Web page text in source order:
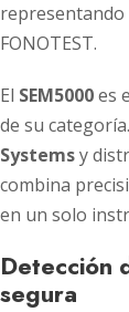
representando
FONOTEST.
El SEM5000es
de su
Systemsy
combina
en un solo
Detección
segura